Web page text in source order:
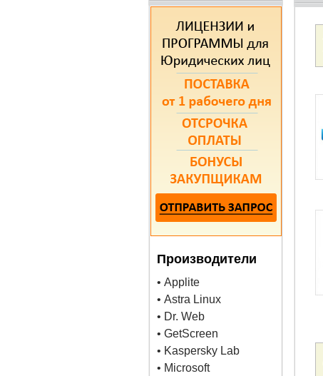
Производители
• Applite
• Astra Linux
• Dr. Web
• GetScreen
• Kaspersky Lab
• Microsoft